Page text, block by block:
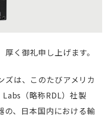
く御礼申し上げます。
ズは、このたびアメリカ
（略称RDL）社製
、日本国内における輸